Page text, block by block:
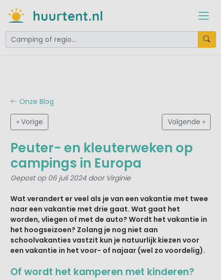
huurtent.nl
Onze Blog
« Vorige Volgende »
Peuter- en kleuterweken op
campings in Europa
Gepost op 06 juli 2024 door Virginie
Wat verandert er veel als je van een vakantie met twee
naar een vakantie met drie gaat. Wat gaat het
worden, vliegen of met de auto? Wordt het vakantie in
het hoogseizoen? Zolang je nog niet aan
schoolvakanties vastzit kun je natuurlijk kiezen voor
een vakantie in het voor- of najaar (wel zo voordelig).
Of wordt het kamperen met kinderen?